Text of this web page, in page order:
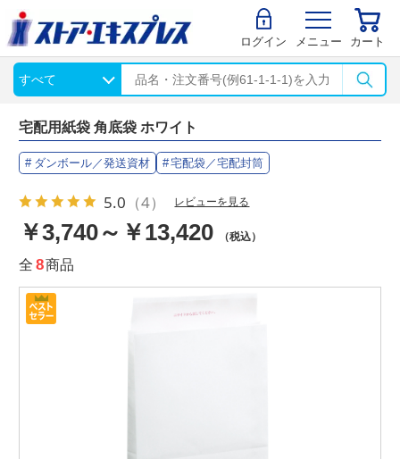
ログイン メニュー カート
宅配用紙袋 角底袋 ホワイト
ダンボール／発送資材 宅配袋／宅配封筒
5.0 （4） レビューを見る
￥3,740～￥13,420 （税込）
全 8商品